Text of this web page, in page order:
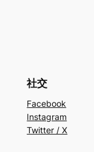
社交
Facebook
Instagram
Twitter / X